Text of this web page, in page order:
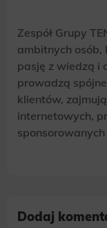
Zespół Grupy
ambitnych osób,
pasję z wiedzą i
prowadzą
klientów,
internetowych,
Dodaj